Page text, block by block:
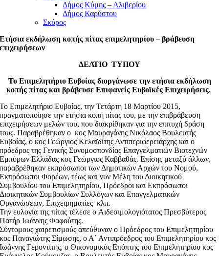
Δήμος Κύμης – Αλιβερίου
Δήμος Καρύστου
Σκύρος
Ετήσια εκδήλωση κοπής πίτας επιμελητηρίου – βράβευση
επιχειρήσεων
ΔΕΛΤΙΟ ΤΥΠΟΥ
Το Επιμελητήριο Ευβοίας διοργάνωσε την ετήσια εκδήλωση
κοπής πίτας και βράβευσε Επιφανείς Ευβοϊκές Επιχειρήσεις.
Το Επιμελητήριο Ευβοίας, την Τετάρτη 18 Μαρτίου 2015,
πραγματοποίησε την ετήσια κοπή πίτας του, με την επιβράβευση
επιχειρήσεων μελών του, που διακρίθηκαν για την επιτυχή δράση
τους. Παραβρέθηκαν ο κος Μαυραγάνης Νικόλαος Βουλευτής
Ευβοίας, ο κος Γεώργιος Κελαϊδίτης Αντιπεριφερειάρχης και ο
πρόεδρος της Γενικής Συνομοσπονδίας Επαγγελματιών Βιοτεχνών
Εμπόρων Ελλάδας κος Γεώργιος Καββαθάς. Επίσης μεταξύ άλλων,
παραβρέθηκαν εκπρόσωποι των Δημοτικών Αρχών του Νομού,
Εκπρόσωποι Φορέων, τέως και νυν Μέλη του Διοικητικού
Συμβουλίου του Επιμελητηρίου, Πρόεδροι και Εκπρόσωποι
Διοικητικών Συμβουλίων Συλλόγων και Επαγγελματικών
Οργανώσεων, Επιχειρηματίες κλπ.
Την ευλογία της πίτας τέλεσε o Αιδεσιμολογιότατος Πρεσβύτερος
Πατήρ Ιωάννης Φαφούτης.
Σύντομους χαιρετισμούς απεύθυναν ο Πρόεδρος του Επιμελητηρίου
κος Παναγιώτης Σίμωσης, ο Α΄ Αντιπρόεδρος του Επιμελητηρίου κος
Ιωάννης Γεροντίτης, ο Οικονομικός Επόπτης του Επιμελητηρίου κος